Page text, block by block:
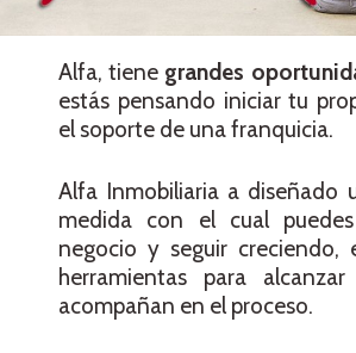
Alfa, tiene grandes
estás pensando iniciar tu
el soporte de una franquicia.
Alfa Inmobiliaria a diseñado
medida con el cual
negocio y seguir creciendo,
herramientas para
acompañan en el proceso.